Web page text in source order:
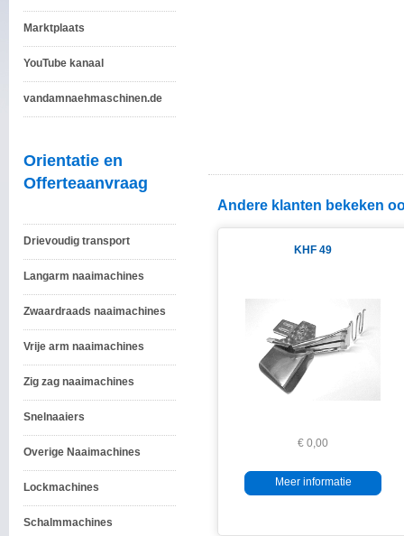
Marktplaats
YouTube kanaal
vandamnaehmaschinen.de
Orientatie en
Offerteaanvraag
Drievoudig transport
Langarm naaimachines
Zwaardraads naaimachines
Vrije arm naaimachines
Zig zag naaimachines
Snelnaaiers
Overige Naaimachines
Lockmachines
Schalmmachines
Andere klanten bekeken
KHF 49
€ 0,00
Meer informatie